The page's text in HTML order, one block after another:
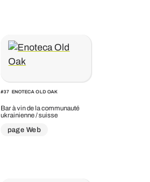
#37 ENOTECA OLD OAK
Bar à vin de la communauté
ukrainienne / suisse
page Web